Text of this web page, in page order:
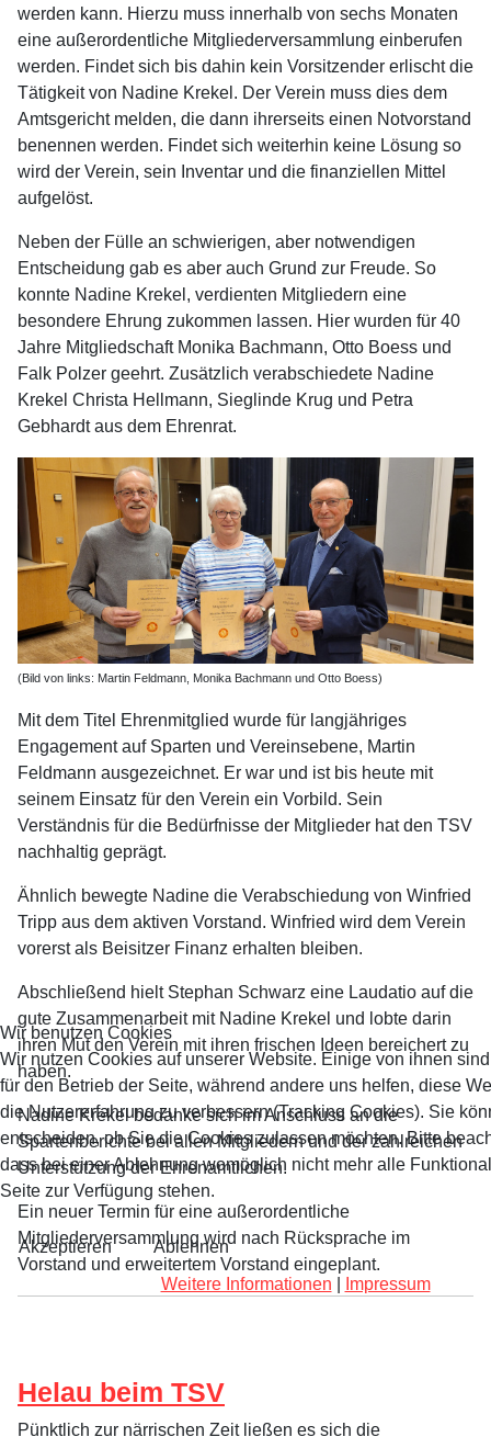
werden kann. Hierzu muss innerhalb von sechs Monaten
eine außerordentliche Mitgliederversammlung einberufen
werden. Findet sich bis dahin kein Vorsitzender erlischt die
Tätigkeit von Nadine Krekel. Der Verein muss dies dem
Amtsgericht melden, die dann ihrerseits einen Notvorstand
benennen werden. Findet sich weiterhin keine Lösung so
wird der Verein, sein Inventar und die finanziellen Mittel
aufgelöst.
Neben der Fülle an schwierigen, aber notwendigen
Entscheidung gab es aber auch Grund zur Freude. So
konnte Nadine Krekel, verdienten Mitgliedern eine
besondere Ehrung zukommen lassen. Hier wurden für 40
Jahre Mitgliedschaft Monika Bachmann, Otto Boess und
Falk Polzer geehrt. Zusätzlich verabschiedete Nadine
Krekel Christa Hellmann, Sieglinde Krug und Petra
Gebhardt aus dem Ehrenrat.
(Bild von links: Martin Feldmann, Monika Bachmann und Otto Boess)
Mit dem Titel Ehrenmitglied wurde für langjähriges
Engagement auf Sparten und Vereinsebene, Martin
Feldmann ausgezeichnet. Er war und ist bis heute mit
seinem Einsatz für den Verein ein Vorbild. Sein
Verständnis für die Bedürfnisse der Mitglieder hat den TSV
nachhaltig geprägt.
Ähnlich bewegte Nadine die Verabschiedung von Winfried
Tripp aus dem aktiven Vorstand. Winfried wird dem Verein
vorerst als Beisitzer Finanz erhalten bleiben.
Abschließend hielt Stephan Schwarz eine Laudatio auf die
gute Zusammenarbeit mit Nadine Krekel und lobte darin
ihren Mut den Verein mit ihren frischen Ideen bereichert zu
haben.
Nadine Krekel bedanke sich im Anschluss an die
Spartenberichte bei allen Mitgliedern und der zahlreichen
Unterstützung der Ehrenamtlichen.
Ein neuer Termin für eine außerordentliche
Mitgliederversammlung wird nach Rücksprache im
Vorstand und erweitertem Vorstand eingeplant.
Helau beim TSV
Pünktlich zur närrischen Zeit ließen es sich die
Wir benutzen Cookies
Wir nutzen Cookies auf unserer Website. Einige von ihnen
für den Betrieb der Seite, während andere uns helfen, diese
die Nutzererfahrung zu verbessern (Tracking Cookies). Sie
entscheiden, ob Sie die Cookies zulassen möchten. Bitte
dass bei einer Ablehnung womöglich nicht mehr alle
Seite zur Verfügung stehen.
Akzeptieren Ablehnen
Weitere Informationen Impressum